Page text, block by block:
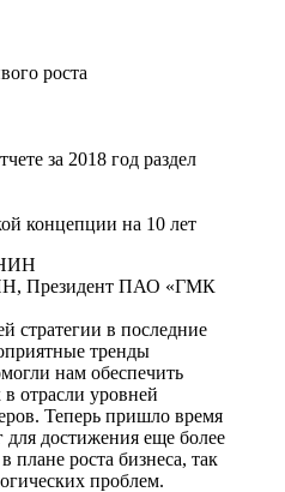
роста
за 2018 год раздел
концепции на 10 лет
Президент ПАО «ГМК
стратегии в последние
тренды
нам обеспечить
отрасли уровней
Теперь пришло время
достижения еще более
плане роста бизнеса, так
проблем.